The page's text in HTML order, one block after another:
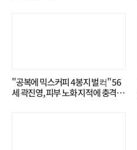
"공복에 믹스커피 4봉지 벌컥" 56
세 곽진영, 피부 노화 지적에 충격…